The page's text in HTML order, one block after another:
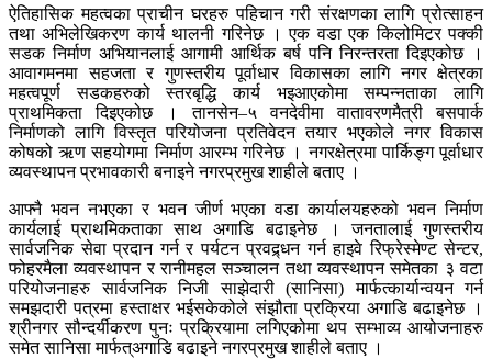
ऐतिहासिक महत्वका प्राचीन घरहरु पहिचान गरी संरक्षणका लागि प्रोत्साहन
तथा अभिलेखिकरण कार्य थालनी गरिनेछ । एक वडा एक किलोमिटर पक्की
सडक निर्माण अभियानलाई आगामी आर्थिक बर्ष पनि निरन्तरता दिइएकोछ ।
आवागमनमा सहजता र गुणस्तरीय पूर्वाधार विकासका लागि नगर क्षेत्रका
महत्वपूर्ण सडकहरुको स्तरबृद्धि कार्य भइआएकोमा सम्पन्नताका लागि
प्राथमिकता दिइएकोछ । तानसेन–५ वनदेवीमा वातावरणमैत्री बसपार्क
निर्माणको लागि विस्तृत परियोजना प्रतिवेदन तयार भएकोले नगर विकास
कोषको ऋण सहयोगमा निर्माण आरम्भ गरिनेछ । नगरक्षेत्रमा पार्किङ्ग पूर्वाधार
व्यवस्थापन प्रभावकारी बनाइने नगरप्रमुख शाहीले बताए ।
आफ्नै भवन नभएका र भवन जीर्ण भएका वडा कार्यालयहरुको भवन निर्माण
कार्यलाई प्राथमिकताका साथ अगाडि बढाइनेछ । जनतालाई गुणस्तरीय
सार्वजनिक सेवा प्रदान गर्न र पर्यटन प्रवद्र्धन गर्न हाइवे रिफ्रेस्मेण्ट सेन्टर,
फोहरमैला व्यवस्थापन र रानीमहल सञ्चालन तथा व्यवस्थापन समेतका ३ वटा
परियोजनाहरु सार्वजनिक निजी साझेदारी (सानिसा) मार्फत्कार्यान्वयन गर्न
समझदारी पत्रमा हस्ताक्षर भईसकेकोले संझौता प्रक्रिया अगाडि बढाइनेछ ।
श्रीनगर सौन्दर्यीकरण पुनः प्रक्रियामा लगिएकोमा थप सम्भाव्य आयोजनाहरु
समेत सानिसा मार्फत्अगाडि बढाइने नगरप्रमुख शाहीले बताए ।